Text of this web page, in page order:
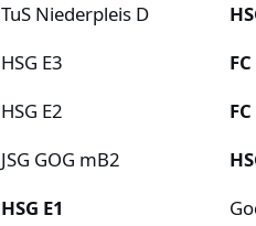
TuS Niederpleis D
HSG E3
HSG E2
JSG GOG mB2
HSG E1